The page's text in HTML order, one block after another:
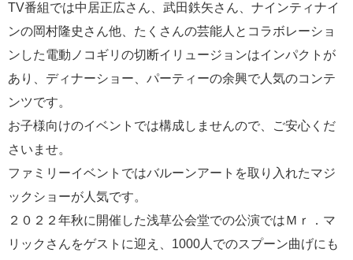
TV番組では中居正広さん、武田鉄矢さん、ナインティナイ
ンの岡村隆史さん他、たくさんの芸能人とコラボレーショ
ンした電動ノコギリの切断イリュージョンはインパクトが
あり、ディナーショー、パーティーの余興で人気のコンテ
ンツです。
お子様向けのイベントでは構成しませんので、ご安心くだ
さいませ。
ファミリーイベントではバルーンアートを取り入れたマジ
ックショーが人気です。
２０２２年秋に開催した浅草公会堂での公演ではＭｒ．マ
リックさんをゲストに迎え、1000人でのスプーン曲げにも